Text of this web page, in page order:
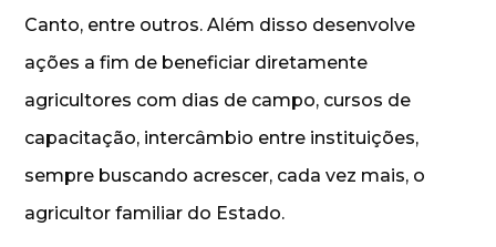
Canto, entre outros. Além disso desenvolve
ações a fim de beneficiar diretamente
agricultores com dias de campo, cursos de
capacitação, intercâmbio entre instituições,
sempre buscando acrescer, cada vez mais, o
agricultor familiar do Estado.